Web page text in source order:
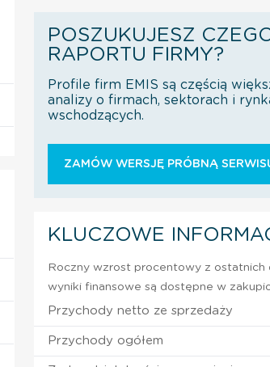
POSZUKUJESZ
RAPORTU FIRMY?
Profile firm EMIS są częścią
analizy o firmach, sektorach i
wschodzących.
ZAMÓW WERSJĘ PRÓBNĄ
KLUCZOWE
Roczny wzrost procentowy z ostatnich
wyniki finansowe są dostępne w
Przychody netto ze sprzedaży
Przychody ogółem